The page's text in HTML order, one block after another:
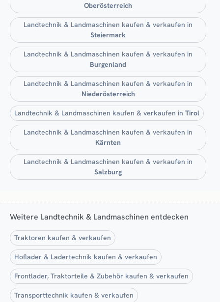
Oberösterreich
Landtechnik & Landmaschinen kaufen & verkaufen in
Steiermark
Landtechnik & Landmaschinen kaufen & verkaufen in
Burgenland
Landtechnik & Landmaschinen kaufen & verkaufen in
Niederösterreich
Landtechnik & Landmaschinen kaufen & verkaufen in Tirol
Landtechnik & Landmaschinen kaufen & verkaufen in
Kärnten
Landtechnik & Landmaschinen kaufen & verkaufen in
Salzburg
Weitere Landtechnik & Landmaschinen entdecken
Traktoren kaufen & verkaufen
Hoflader & Ladertechnik kaufen & verkaufen
Frontlader, Traktorteile & Zubehör kaufen & verkaufen
Transporttechnik kaufen & verkaufen